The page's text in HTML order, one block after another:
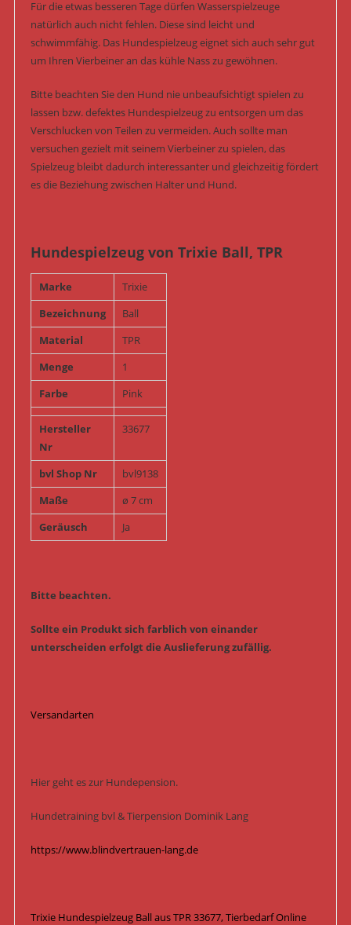
Für die etwas besseren Tage dürfen Wasserspielzeuge
natürlich auch nicht fehlen. Diese sind leicht und
schwimmfähig. Das Hundespielzeug eignet sich auch sehr gut
um Ihren Vierbeiner an das kühle Nass zu gewöhnen.
Bitte beachten Sie den Hund nie unbeaufsichtigt spielen zu
lassen bzw. defektes Hundespielzeug zu entsorgen um das
Verschlucken von Teilen zu vermeiden. Auch sollte man
versuchen gezielt mit seinem Vierbeiner zu spielen, das
Spielzeug bleibt dadurch interessanter und gleichzeitig fördert
es die Beziehung zwischen Halter und Hund.
Hundespielzeug von Trixie Ball, TPR
Marke
Trixie
Bezeichnung
Ball
Material
TPR
Menge
1
Farbe
Pink
Hersteller
Nr
33677
bvl Shop Nr
bvl9138
Maße
ø 7 cm
Geräusch
Ja
Bitte beachten.
Sollte ein Produkt sich farblich von einander
unterscheiden erfolgt die Auslieferung zufällig.
Versandarten
Hier geht es zur Hundepension.
Hundetraining bvl & Tierpension Dominik Lang
https://www.blindvertrauen-lang.de
Trixie Hundespielzeug Ball aus TPR 33677, Tierbedarf Online